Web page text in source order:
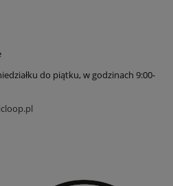
do piątku, w godzinach 9:00-